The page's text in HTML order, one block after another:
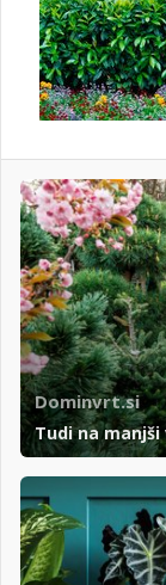
Dominvrt.si
Tudi na